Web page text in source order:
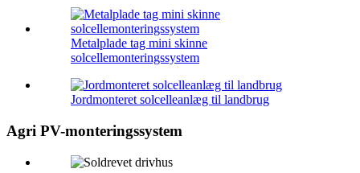
Metalplade tag mini skinne
solcellemonteringssystem
Jordmonteret solcelleanlæg til landbrug
Agri PV-monteringssystem